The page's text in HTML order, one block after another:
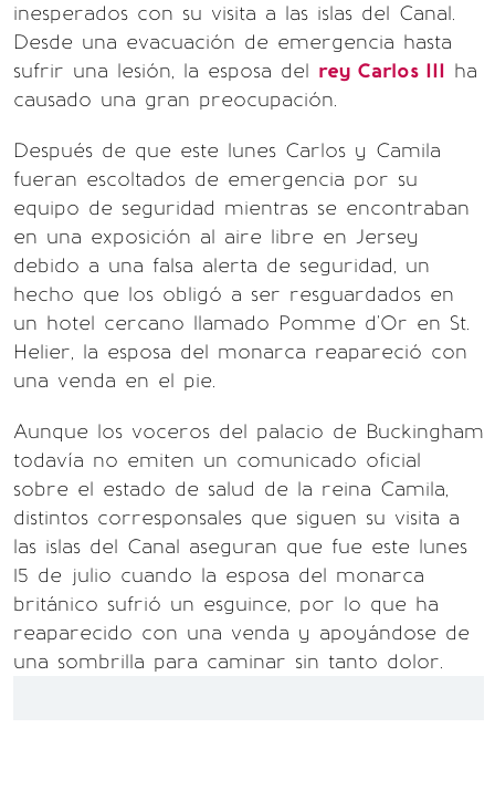
inesperados con su visita a las islas del Canal.
Desde una evacuación de emergencia hasta
sufrir una lesión, la esposa del rey Carlos III ha
causado una gran preocupación.
Después de que este lunes Carlos y Camila
fueran escoltados de emergencia por su
equipo de seguridad mientras se encontraban
en una exposición al aire libre en Jersey
debido a una falsa alerta de seguridad, un
hecho que los obligó a ser resguardados en
un hotel cercano llamado Pomme d'Or en St.
Helier, la esposa del monarca reapareció con
una venda en el pie.
Aunque los voceros del palacio de Buckingham
todavía no emiten un comunicado oficial
sobre el estado de salud de la reina Camila,
distintos corresponsales que siguen su visita a
las islas del Canal aseguran que fue este lunes
15 de julio cuando la esposa del monarca
británico sufrió un esguince, por lo que ha
reaparecido con una venda y apoyándose de
una sombrilla para caminar sin tanto dolor.